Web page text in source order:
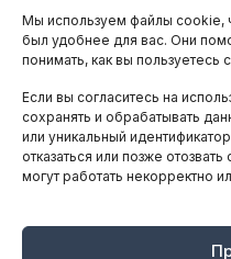
Мы используем файлы cookie,
был удобнее для вас. Они
понимать, как вы пользуетесь
Если вы согласитесь на
сохранять и обрабатывать
или уникальный
отказаться или позже
могут работать некорректно
АНАЛИТИКА И
ARTICLES IN
НАВИГАЦИЯ